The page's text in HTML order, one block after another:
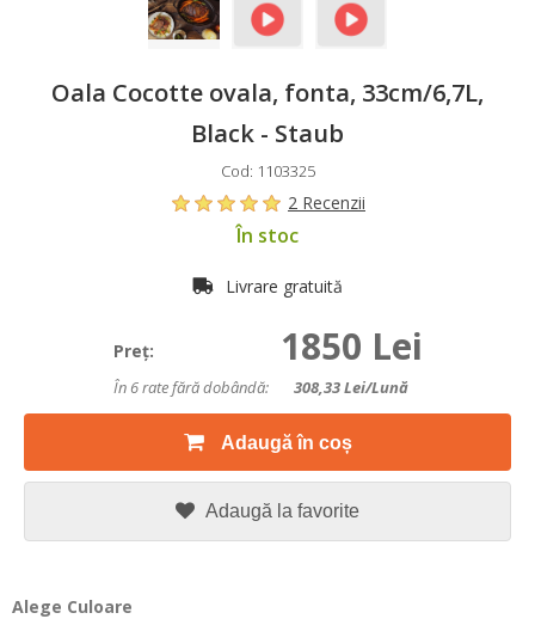
Oala Cocotte ovala, fonta, 33cm/6,7L,
Black - Staub
Cod: 1103325
2 Recenzii
În stoc
Livrare gratuită
Preţ: 1850 Lei
În 6 rate fără dobândă: 308,33Lei/lună
Adaugă în coș
Adaugă la favorite
Alege Culoare